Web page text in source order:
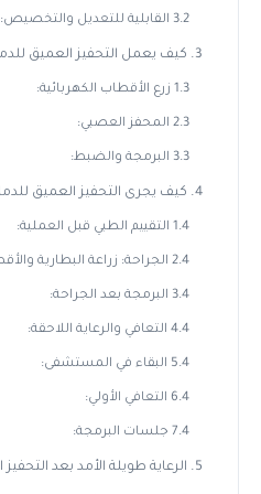
3.2 القابلية للتعديل والتخصيص:
3. كيف يعمل التحفيز العميق للدماغ؟
1.3 زرع الأقطاب الكهربائية:
2.3 المحفز العصبي:
3.3 البرمجة والضبط:
4. كيف يجرى التحفيز العميق للدماغ في تركيا؟
1.4 التقييم الطبي قبل العملية:
2.4 الجراحة: زراعة البطارية والأقطاب:
3.4 البرمجة بعد الجراحة:
4.4 التعافي والرعاية اللاحقة:
5.4 البقاء في المستشفى:
6.4 التعافي الأولي:
7.4 جلسات البرمجة:
5. الرعاية طويلة الأمد بعد التحفيز العميق للدماغ في تركيا